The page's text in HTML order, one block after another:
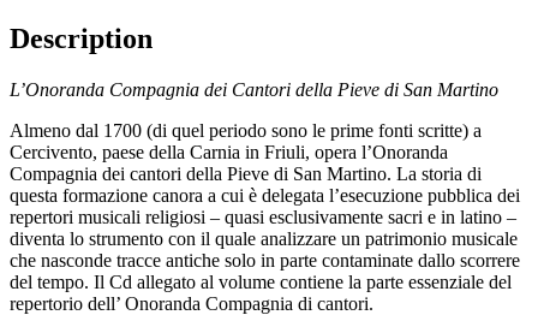
Description
L’Onoranda Compagnia dei Cantori della Pieve di San Martino
Almeno dal 1700 (di quel periodo sono le prime fonti scritte) a
Cercivento, paese della Carnia in Friuli, opera l’Onoranda
Compagnia dei cantori della Pieve di San Martino. La storia di
questa formazione canora a cui è delegata l’esecuzione pubblica dei
repertori musicali religiosi – quasi esclusivamente sacri e in latino –
diventa lo strumento con il quale analizzare un patrimonio musicale
che nasconde tracce antiche solo in parte contaminate dallo scorrere
del tempo. Il Cd allegato al volume contiene la parte essenziale del
repertorio dell’ Onoranda Compagnia di cantori.